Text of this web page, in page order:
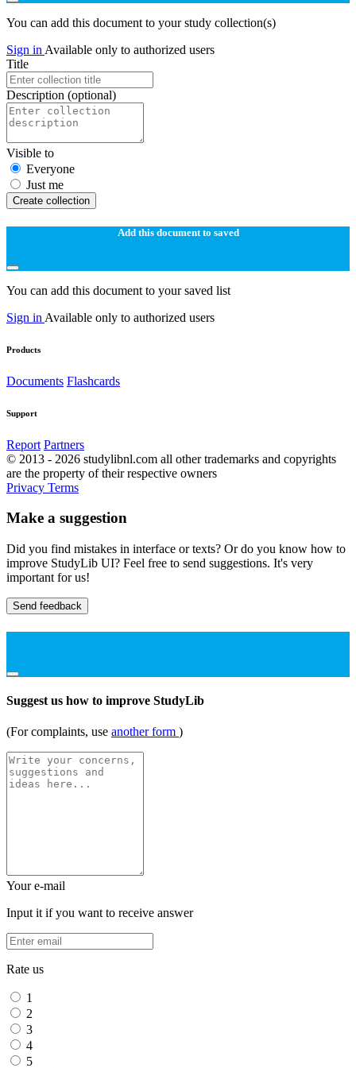
You can add this document to your study collection(s)
Sign in Available only to authorized users
Title
Description (optional)
Visible to
Everyone
Just me
Create collection
Add this document to saved
You can add this document to your saved list
Sign in Available only to authorized users
Products
Documents Flashcards
Support
Report Partners
© 2013 - 2026 studylibnl.com all other trademarks and copyrights
are the property of their respective owners
Privacy Terms
Make a suggestion
Did you find mistakes in interface or texts? Or do you know how to
improve StudyLib UI? Feel free to send suggestions. It's very
important for us!
Send feedback
Suggest us how to improve StudyLib
(For complaints, use another form )
Your e-mail
Input it if you want to receive answer
Rate us
1
2
3
4
5